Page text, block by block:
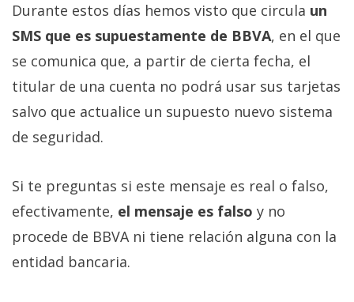
Durante estos días hemos visto que circula un
SMS que es supuestamente de BBVA, en el que
se comunica que, a partir de cierta fecha, el
titular de una cuenta no podrá usar sus tarjetas
salvo que actualice un supuesto nuevo sistema
de seguridad.
Si te preguntas si este mensaje es real o falso,
efectivamente, el mensaje es falso y no
procede de BBVA ni tiene relación alguna con la
entidad bancaria.